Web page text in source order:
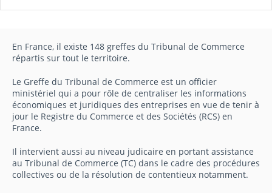
En France, il existe 148 greffes du Tribunal de Commerce
répartis sur tout le territoire.
Le Greffe du Tribunal de Commerce est un officier
ministériel qui a pour rôle de centraliser les informations
économiques et juridiques des entreprises en vue de tenir à
jour le Registre du Commerce et des Sociétés (RCS) en
France.
Il intervient aussi au niveau judicaire en portant assistance
au Tribunal de Commerce (TC) dans le cadre des procédures
collectives ou de la résolution de contentieux notamment.